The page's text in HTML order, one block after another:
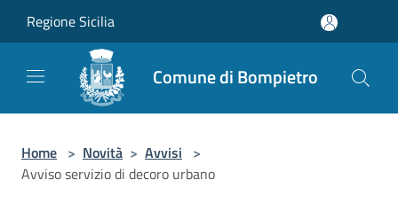
Regione Sicilia
Comune di Bompietro
Home > Novità > Avvisi >
Avviso servizio di decoro urbano